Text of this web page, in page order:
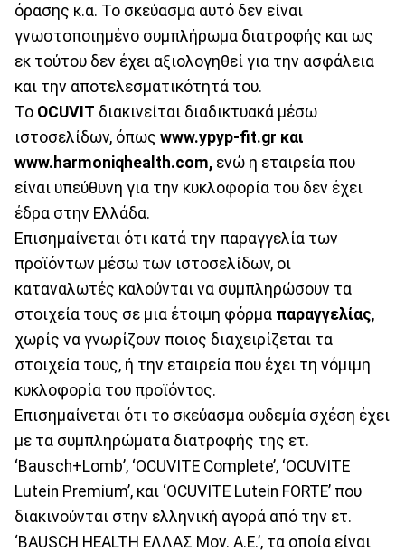
όρασης κ.α. Το σκεύασμα αυτό δεν είναι
γνωστοποιημένο συμπλήρωμα διατροφής και ως
εκ τούτου δεν έχει αξιολογηθεί για την ασφάλεια
και την αποτελεσματικότητά του.
Το OCUVIT διακινείται διαδικτυακά μέσω
ιστοσελίδων, όπως www.ypyp-fit.gr και
www.harmoniqhealth.com, ενώ η εταιρεία που
είναι υπεύθυνη για την κυκλοφορία του δεν έχει
έδρα στην Ελλάδα.
Επισημαίνεται ότι κατά την παραγγελία των
προϊόντων μέσω των ιστοσελίδων, οι
καταναλωτές καλούνται να συμπληρώσουν τα
στοιχεία τους σε μια έτοιμη φόρμα παραγγελίας,
χωρίς να γνωρίζουν ποιος διαχειρίζεται τα
στοιχεία τους, ή την εταιρεία που έχει τη νόμιμη
κυκλοφορία του προϊόντος.
Επισημαίνεται ότι το σκεύασμα ουδεμία σχέση έχει
με τα συμπληρώματα διατροφής της ετ.
‘Bausch+Lomb’, ‘OCUVITE Complete’, ‘OCUVITE
Lutein Premium’, και ‘OCUVITE Lutein FORTE’ που
διακινούνται στην ελληνική αγορά από την ετ.
‘BAUSCH HEALTH ΕΛΛΑΣ Μον. Α.Ε.’, τα οποία είναι